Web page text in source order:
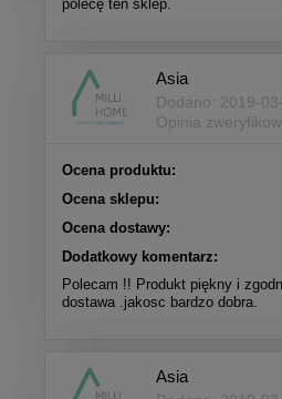
polecę ten sklep.
Asia
Dodano: 2019-
Opinia
Ocena produktu:
Ocena sklepu:
Ocena dostawy:
Dodatkowy komentarz:
Polecam !! Produkt piękny i
dostawa .jakosc bardzo dobra.
Asia